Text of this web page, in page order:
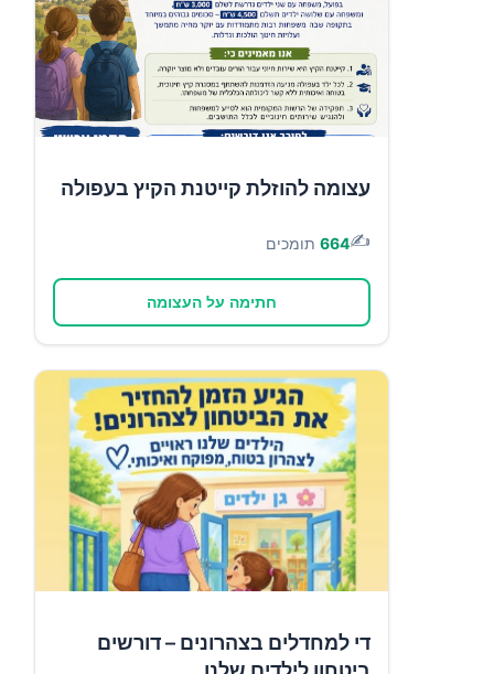
עצומה להוזלת קייטנת הקיץ בעפולה
✍️
664 תומכים
חתימה על העצומה
די למחדלים בצהרונים – דורשים